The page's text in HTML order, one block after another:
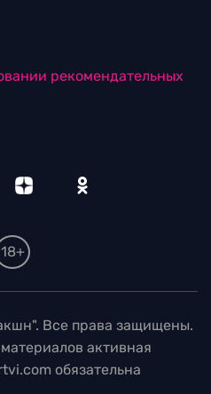
рекомендательных
18+
Все права защищены.
активная
обязательна